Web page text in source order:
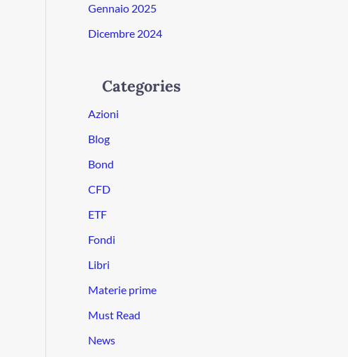
Gennaio 2025
Dicembre 2024
Categories
Azioni
Blog
Bond
CFD
ETF
Fondi
Libri
Materie prime
Must Read
News